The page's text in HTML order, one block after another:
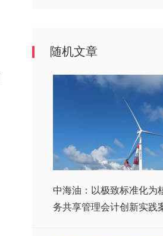
随机文章
中海油：以极致标准化为
务共享管理会计创新实践